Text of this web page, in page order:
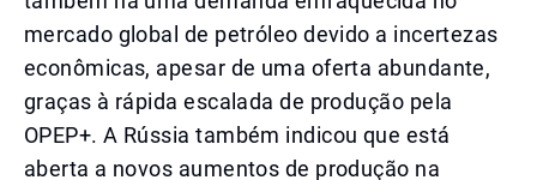
mercado global de petróleo devido a incertezas
econômicas, apesar de uma oferta abundante,
graças à rápida escalada de produção pela
OPEP+. A Rússia também indicou que está
aberta a novos aumentos de produção na